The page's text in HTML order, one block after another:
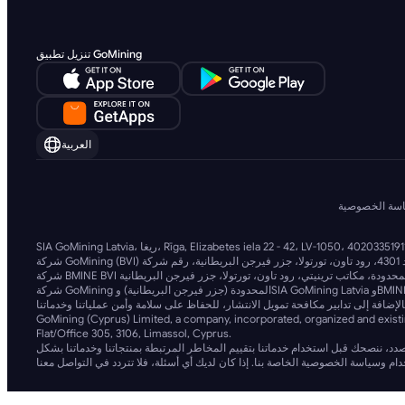
تنزيل تطبيق GoMining
العربية
الخصوصية
شركة GoMining المحدودة (جزر فيرجن البريطانية) وSIA GoMining Latvia وBMINE BVI LIMITED تعملان بتوافق كامل مع جميع القوانين واللوائح المعمول بها، وتلتزمان بقوة بمكافحة غسل الأموال، وتمويل الإرهاب، وتمويل الانتشار. نحن نلتزم بأعلى المعايير،
GoMining (Cyprus) Limited, a company, incorporated, organized and
Flat/Office 305, 3106, Limassol, Cyprus.
ننصحك قبل استخدام خدماتنا بتقييم المخاطر المرتبطة بمنتجاتنا وخدماتنا بشكل